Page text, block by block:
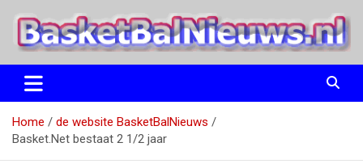
naar
BasketBalNieuws.nl
Etten
Home
de website BasketBalNieuws
Basket.Net bestaat 2 1/2 jaar